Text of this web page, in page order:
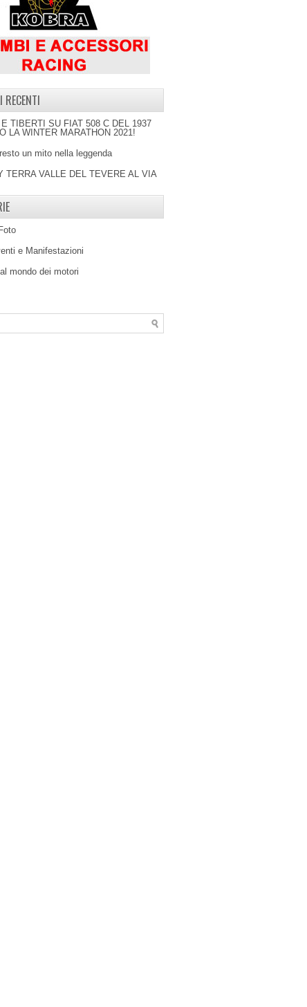
RECENTI
TIBERTI SU FIAT 508 C DEL 1937
LA WINTER MARATHON 2021!
un mito nella leggenda
TERRA VALLE DEL TEVERE AL VIA
e Manifestazioni
mondo dei motori